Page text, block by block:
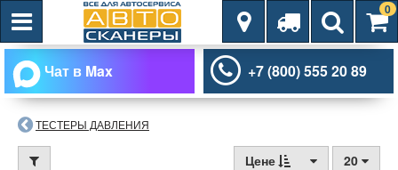
0
Чат в Max +7 (800) 555 20 89
ТЕСТЕРЫ ДАВЛЕНИЯ
Цене 20